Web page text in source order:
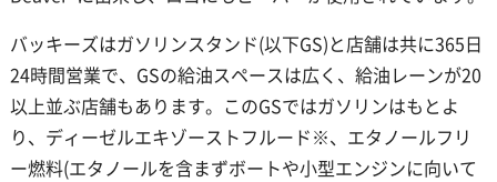
バッキーズはガソリンスタンド(以下GS)と店舗は共に365日
24時間営業で、GSの給油スペースは広く、給油レーンが20
以上並ぶ店舗もあります。このGSではガソリンはもとよ
り、ディーゼルエキゾーストフルード※、エタノールフリ
ー燃料(エタノールを含まずボートや小型エンジンに向いて